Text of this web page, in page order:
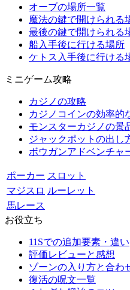
オーブの場所一覧
魔法の鍵で開けられる
最後の鍵で開けられる
船入手後に行ける場所
ケトス入手後に行ける
ミニゲーム攻略
カジノの攻略
カジノコインの効率的
モンスターカジノの景
ジャックポットの出し
ボウガンアドベンチャ
ポーカー スロット
マジスロ ルーレット
馬レース
お役立ち
11Sでの追加要素・違い
評価レビューと感想
ゾーンの入り方と合わ
復活の呪文一覧